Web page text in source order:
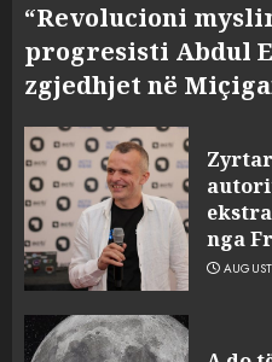
“Revolucioni
progresisti Abdul
zgjedhjet në
nga